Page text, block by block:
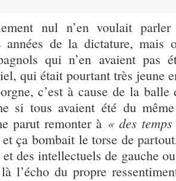
nul n’en voulait
années de la dictature, mais
qui n’en avaient pas
qui était pourtant très jeune
c’est à cause de la
si tous avaient été du
parut remonter à « des
ça bombait le torse de
des intellectuels de gauche
l’écho du propre